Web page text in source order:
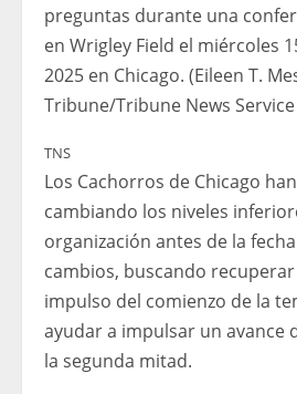
preguntas durante una
en Wrigley Field el miércoles
2025 en Chicago. (Eileen T.
Tribune/Tribune News
TNS
Los Cachorros de Chicago
cambiando los niveles
organización antes de la
cambios, buscando
impulso del comienzo de la
ayudar a impulsar un avance
la segunda mitad.